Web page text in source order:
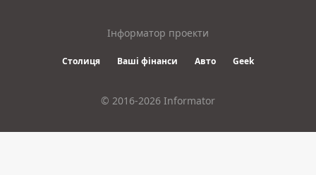
Інформатор проекти
Столиця Ваші фінанси Авто Geek
© 2016-2026 Informator